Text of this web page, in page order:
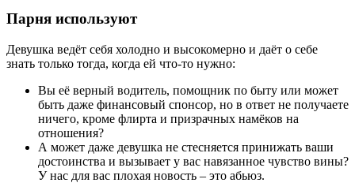
Парня используют
Девушка ведёт себя холодно и высокомерно и даёт о себе
знать только тогда, когда ей что-то нужно:
Вы её верный водитель, помощник по быту или может
быть даже финансовый спонсор, но в ответ не получаете
ничего, кроме флирта и призрачных намёков на
отношения?
А может даже девушка не стесняется принижать ваши
достоинства и вызывает у вас навязанное чувство вины?
У нас для вас плохая новость – это абьюз.